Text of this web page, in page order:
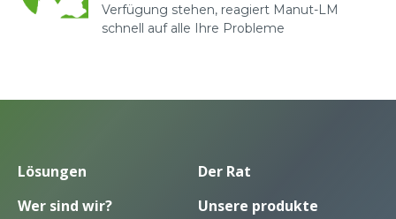
Verfügung stehen, reagiert Manut-LM
schnell auf alle Ihre Probleme
Lösungen
Der Rat
Wer sind wir?
Unsere produkte